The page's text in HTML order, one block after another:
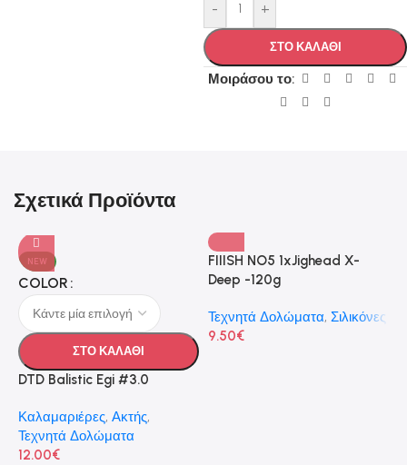
- +
ΣΤΟ ΚΑΛΑΘΙ
Μοιράσου το:
Σχετικά Προϊόντα
NEW
COLOR
ΣΤΟ ΚΑΛΑΘΙ
DTD Balistic Egi #3.0
Καλαμαριέρες, Ακτής,
Τεχνητά Δολώματα
12.00€
FIIISH NO5 1xJighead X-
Deep -120g
Τεχνητά Δολώματα, Σιλικόνες
9.50€